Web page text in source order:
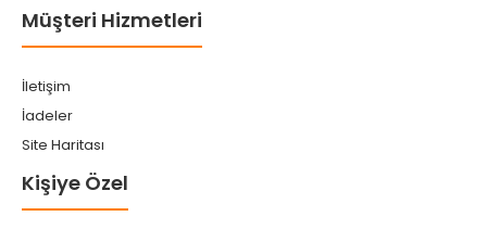
Müşteri Hizmetleri
İletişim
İadeler
Site Haritası
Kişiye Özel